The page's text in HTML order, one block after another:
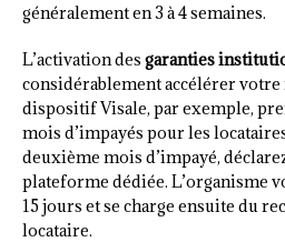
généralement en 3 à 4 semaines.
L’activation des garanties
considérablement accélérer
dispositif Visale, par exemple,
mois d’impayés pour les
deuxième mois d’impayé,
plateforme dédiée. L’organisme
15 jours et se charge ensuite du
locataire.